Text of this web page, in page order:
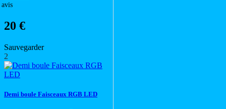
avis
20 €
Sauvegarder
2
Demi boule Faisceaux RGB LED